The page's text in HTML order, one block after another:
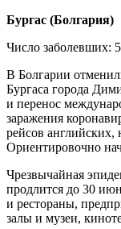
Бургас (Болгария)
Число заболевших:
В Болгарии
Бургаса города
и перенос
заражения
рейсов
Ориентировочно
Чрезвычайная
продлится до 30
и рестораны,
залы и музеи,